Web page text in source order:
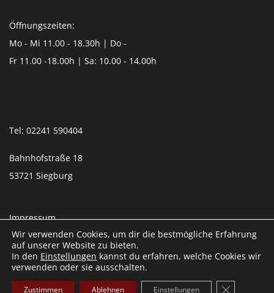
Öffnungszeiten:
Mo - Mi 11.00 - 18.30h | Do -
Fr 11.00 -18.00h | Sa: 10.00 - 14.00h
Tel: 02241 590404
Bahnhofstraße 18
53721 Siegburg
Impressum
Datenschutzerklärung
© 2026 Jagd & Outdoor Mülln
Wir verwenden Cookies, um dir die bestmögliche Erfahrung
auf unserer Website zu bieten.
In den Einstellungen kannst du erfahren, welche Cookies wir
verwenden oder sie ausschalten.
Zustimmen Ablehnen Einstellungen GDPR